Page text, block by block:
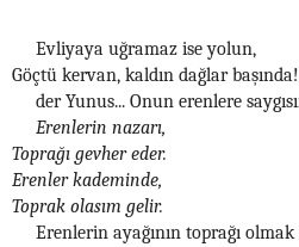
Evliyaya uğramaz ise yolun,
Göçtü kervan, kaldın dağlar
der Yunus... Onun erenlere
Erenlerin nazarı,
Toprağı gevher eder.
Erenler kademinde,
Toprak olasım gelir.
Erenlerin ayağının toprağı